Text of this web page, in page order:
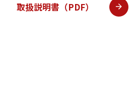
取扱説明書（PDF）